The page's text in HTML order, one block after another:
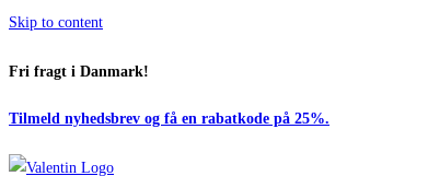
Skip to content
Fri fragt i Danmark!
Tilmeld nyhedsbrev og få en rabatkode på 25%.